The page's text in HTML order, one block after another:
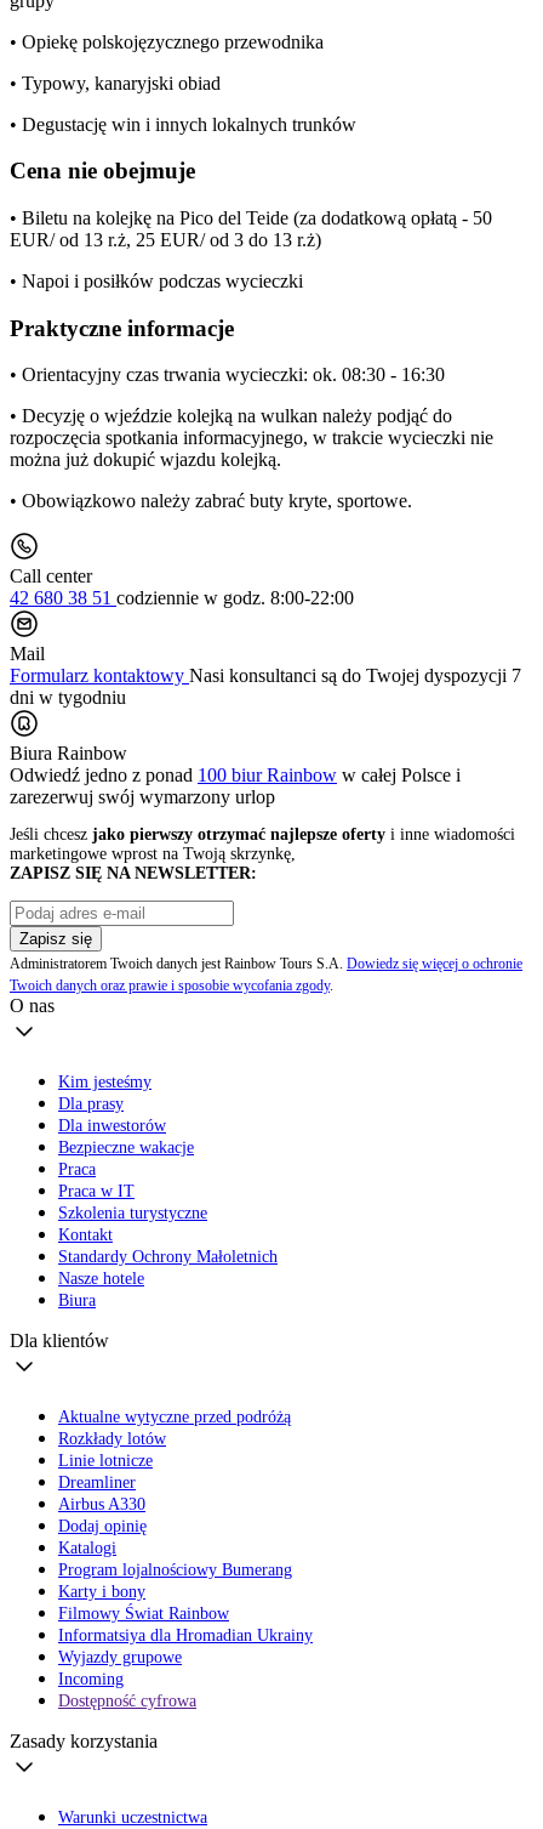
• Opiekę polskojęzycznego przewodnika
• Typowy, kanaryjski obiad
• Degustację win i innych lokalnych trunków
Cena nie obejmuje
• Biletu na kolejkę na Pico del Teide (za dodatkową opłatą - 50
EUR/ od 13 r.ż, 25 EUR/ od 3 do 13 r.ż)
• Napoi i posiłków podczas wycieczki
Praktyczne informacje
• Orientacyjny czas trwania wycieczki: ok. 08:30 - 16:30
• Decyzję o wjeździe kolejką na wulkan należy podjąć do
rozpoczęcia spotkania informacyjnego, w trakcie wycieczki nie
można już dokupić wjazdu kolejką.
• Obowiązkowo należy zabrać buty kryte, sportowe.
Call center
42 680 38 51 codziennie w godz. 8:00-22:00
Mail
Formularz kontaktowy Nasi konsultanci są do Twojej dyspozycji 7
dni w tygodniu
Biura Rainbow
Odwiedź jedno z ponad 100 biur Rainbow w całej Polsce i
zarezerwuj swój wymarzony urlop
Jeśli chcesz jako pierwszy otrzymać najlepsze oferty i inne wiadomości
marketingowe wprost na Twoją skrzynkę,
ZAPISZ SIĘ NA NEWSLETTER:
Zapisz się
Administratorem Twoich danych jest Rainbow Tours S.A. Dowiedz się więcej o ochronie
Twoich danych oraz prawie i sposobie wycofania zgody.
O nas
Kim jesteśmy
Dla prasy
Dla inwestorów
Bezpieczne wakacje
Praca
Praca w IT
Szkolenia turystyczne
Kontakt
Standardy Ochrony Małoletnich
Nasze hotele
Biura
Dla klientów
Aktualne wytyczne przed podróżą
Rozkłady lotów
Linie lotnicze
Dreamliner
Airbus A330
Dodaj opinię
Katalogi
Program lojalnościowy Bumerang
Karty i bony
Filmowy Świat Rainbow
Informatsiya dla Hromadian Ukrainy
Wyjazdy grupowe
Incoming
Dostępność cyfrowa
Zasady korzystania
Warunki uczestnictwa